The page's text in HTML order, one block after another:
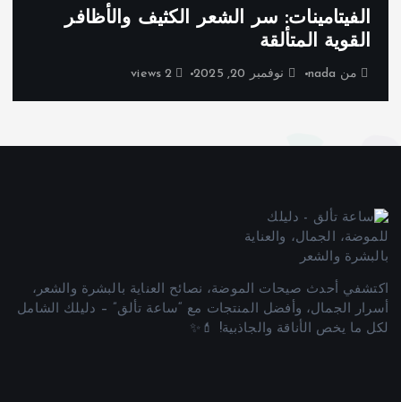
الفيتامينات: سر الشعر الكثيف والأظافر
القوية المتألقة
من nada نوفمبر 20, 2025
اكتشفي أحدث صيحات الموضة، نصائح العناية بالبشرة والشعر،
أسرار الجمال، وأفضل المنتجات مع “ساعة تألق” – دليلك الشامل
لكل ما يخص الأناقة والجاذبية! 💄✨